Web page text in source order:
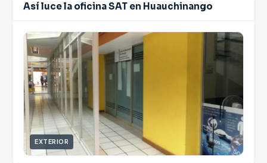
Así luce la oficina SAT en Huauchinango
EXTERIOR